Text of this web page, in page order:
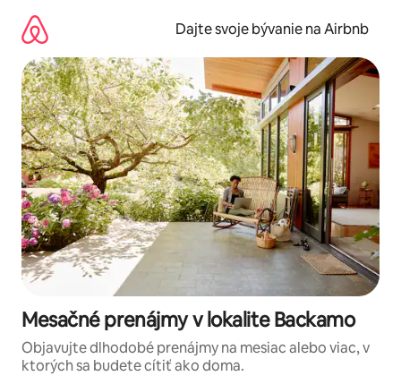
obsah.
Dajte svoje bývanie na Airbnb
Mesačné prenájmy v lokalite Backamo
Objavujte dlhodobé prenájmy na mesiac alebo viac, v
ktorých sa budete cítiť ako doma.